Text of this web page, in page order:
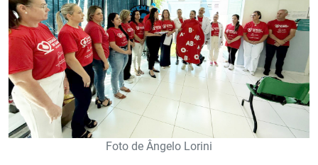
Foto de Ângelo Lorini